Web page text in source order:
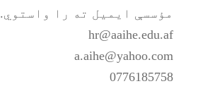
مؤسسې ایمیل ته را واستوي.
0776185758